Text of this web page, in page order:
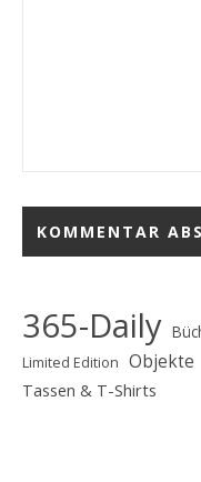
365-Daily
Limited Edition Objekte
Tassen & T-Shirts